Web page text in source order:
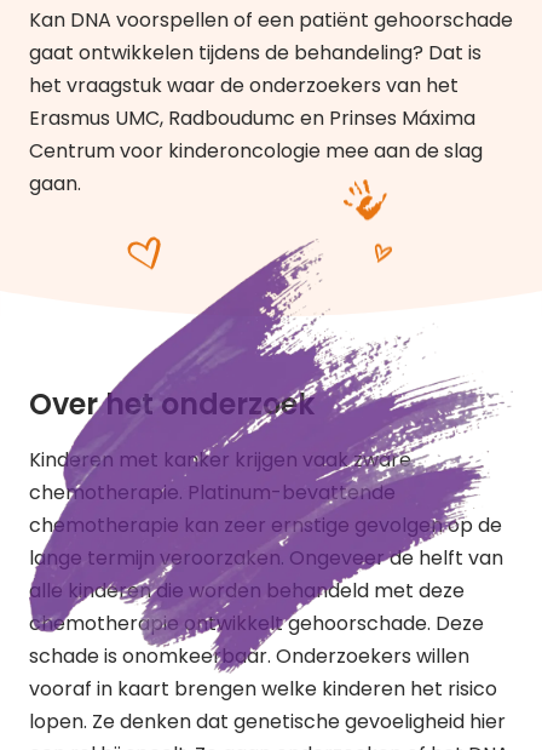
Kan DNA voorspellen of een patiënt gehoorschade
gaat ontwikkelen tijdens de behandeling? Dat is
het vraagstuk waar de onderzoekers van het
Erasmus UMC, Radboudumc en Prinses Máxima
Centrum voor kinderoncologie mee aan de slag
gaan.
Over het onderzoek
Kinderen met kanker krijgen vaak zware
chemotherapie. Platinum-bevattende
chemotherapie kan zeer ernstige gevolgen op de
lange termijn veroorzaken. Ongeveer de helft van
alle kinderen die worden behandeld met deze
chemotherapie ontwikkelt gehoorschade. Deze
schade is onomkeerbaar. Onderzoekers willen
vooraf in kaart brengen welke kinderen het risico
lopen. Ze denken dat genetische gevoeligheid hier